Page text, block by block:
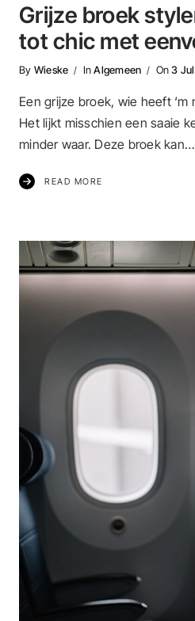
Grijze broek
tot chic met
By Wieske InAlgemeen On3
Een grijze broek, wie heeft
Het lijkt misschien een saaie
minder waar. Deze broek kan…
READ MORE